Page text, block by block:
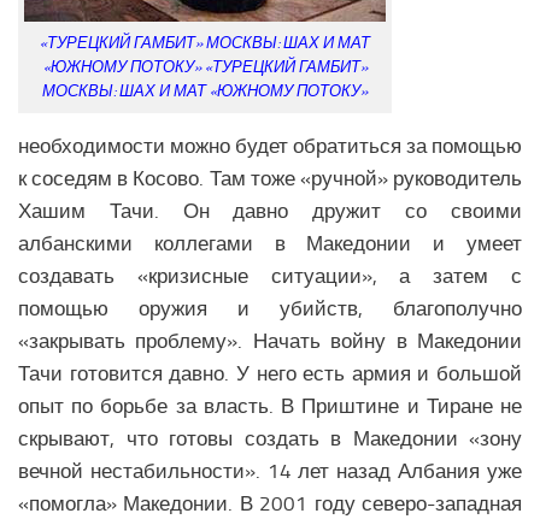
Общество Африки
АРКТИКА
Климатические изменения в Арктике
«ТУРЕЦКИЙ ГАМБИТ» МОСКВЫ: ШАХ И МАТ
«ЮЖНОМУ ПОТОКУ» «ТУРЕЦКИЙ ГАМБИТ»
МОСКВЫ: ШАХ И МАТ «ЮЖНОМУ ПОТОКУ»
необходимости можно будет обратиться за помощью
к соседям в Косово. Там тоже «ручной» руководитель
Хашим Тачи. Он давно дружит со своими
албанскими коллегами в Македонии и умеет
создавать «кризисные ситуации», а затем с
помощью оружия и убийств, благополучно
«закрывать проблему». Начать войну в Македонии
Тачи готовится давно. У него есть армия и большой
опыт по борьбе за власть. В Приштине и Тиране не
скрывают, что готовы создать в Македонии «зону
вечной нестабильности». 14 лет назад Албания уже
«помогла» Македонии. В 2001 году северо-западная